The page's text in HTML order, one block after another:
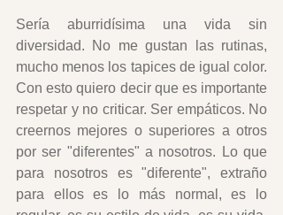
Sería aburridísima una vida sin
diversidad. No me gustan las rutinas,
mucho menos los tapices de igual color.
Con esto quiero decir que es importante
respetar y no criticar. Ser empáticos. No
creernos mejores o superiores a otros
por ser "diferentes" a nosotros. Lo que
para nosotros es "diferente", extraño
para ellos es lo más normal, es lo